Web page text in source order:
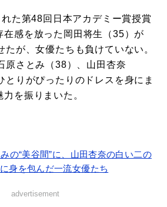
た第48回日本アカデミー賞授賞
在感を放った岡田将生（35）が
たが、女優たちも負けていない。
原さとみ（38）、山田杏奈
りがぴったりのドレスを身にま
を振りまいた。
の“美谷間”に、山田杏奈の白い二の
を包んだ一流女優たち
advertisement